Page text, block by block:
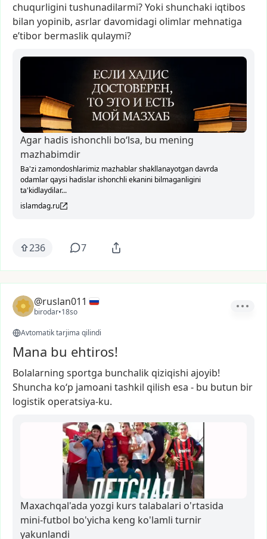
chuqurligini tushunadilarmi?Yoki shunchaki iqtibos
bilan yopinib, asrlar davomidagi olimlar mehnatiga
e’tibor bermaslik qulaymi?
Agar hadis ishonchli bo‘lsa, bu mening
mazhabimdir
Ba'zi zamondoshlarimiz mazhablar shakllanayotgan davrda
odamlar qaysi hadislar ishonchli ekanini bilmaganligini
ta'kidlaydilar...
islamdag.ru
236 7
@ruslan011
birodar•18so
Avtomatik tarjima qilindi
Mana bu ehtiros!
Bolalarning sportga bunchalik qiziqishi ajoyib!
Shuncha ko‘p jamoani tashkil qilish esa - bu butun bir
logistik operatsiya-ku.
Maxachqal'ada yozgi kurs talabalari o'rtasida
mini-futbol bo'yicha keng ko'lamli turnir
yakunlandi